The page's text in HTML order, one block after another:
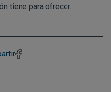
tiene para ofrecer.